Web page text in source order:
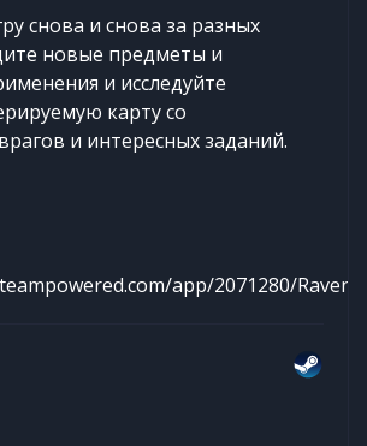
снова и снова за разных
новые предметы и
и исследуйте
карту со
и интересных заданий.
app/2071280/